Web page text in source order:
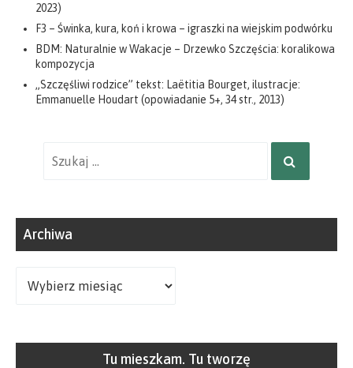
2023)
F3 – Świnka, kura, koń i krowa – igraszki na wiejskim podwórku
BDM: Naturalnie w Wakacje – Drzewko Szczęścia: koralikowa
kompozycja
„Szczęśliwi rodzice” tekst: Laëtitia Bourget, ilustracje:
Emmanuelle Houdart (opowiadanie 5+, 34 str., 2013)
SZUKAJ
Archiwa
Tu mieszkam. Tu tworzę